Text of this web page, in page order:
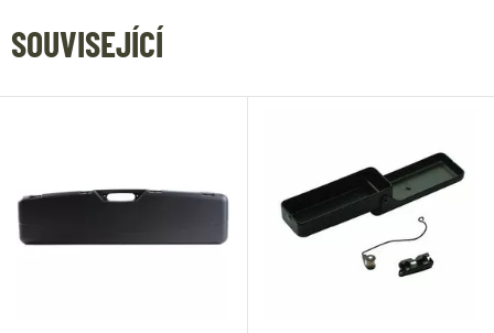
SOUVISEJÍCÍ